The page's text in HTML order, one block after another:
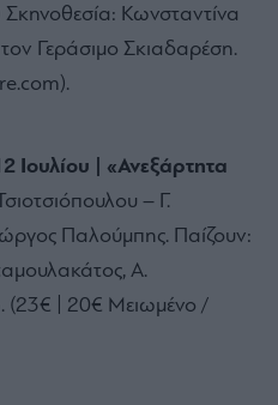
Σκηνοθεσία: Κωνσταντίνα
Γεράσιμο Σκιαδαρέση.
com).
| «Ανεξάρτητα
– Γ.
Παλούμπης. Παίζουν:
Α.
(23€ | 20€ Μειωμένο /